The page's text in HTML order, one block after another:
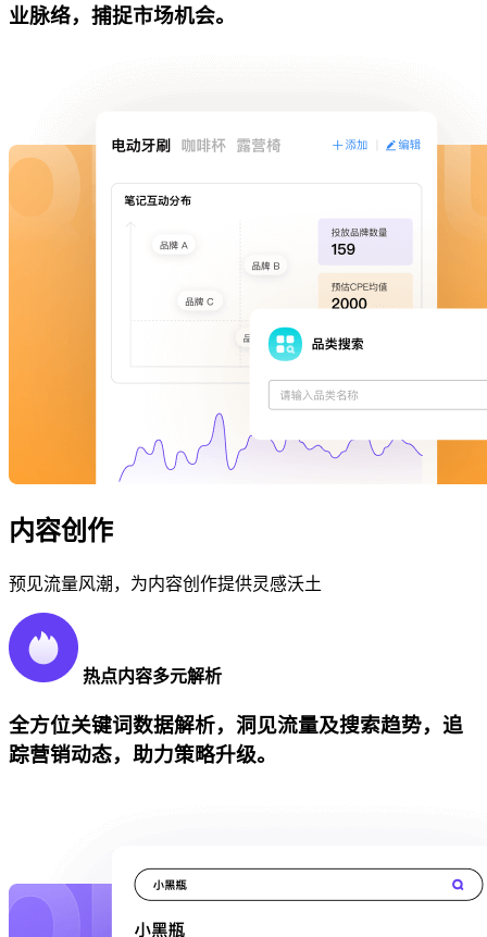
业脉络，捕捉市场机会。
内容创作
预见流量风潮，为内容创作提供灵感沃土
热点内容多元解析
全方位关键词数据解析，洞见流量及搜索趋势，追
踪营销动态，助力策略升级。